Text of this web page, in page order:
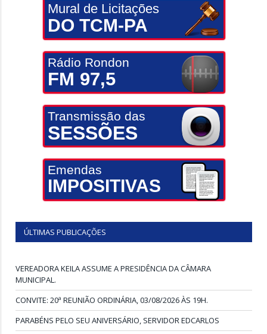
Mural de Licitações
DO TCM-PA
Rádio Rondon
FM 97,5
Transmissão das
SESSÕES
Emendas
IMPOSITIVAS
ÚLTIMAS PUBLICAÇÕES
VEREADORA KEILA ASSUME A PRESIDÊNCIA DA CÂMARA
MUNICIPAL.
CONVITE: 20ª REUNIÃO ORDINÁRIA, 03/08/2026 ÀS 19H.
PARABÉNS PELO SEU ANIVERSÁRIO, SERVIDOR EDCARLOS